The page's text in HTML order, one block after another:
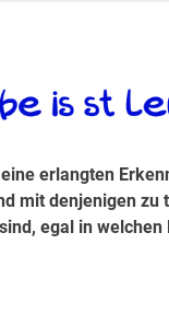
egal in welchen
erlangten
mit denjenigen zu
egal in welchen